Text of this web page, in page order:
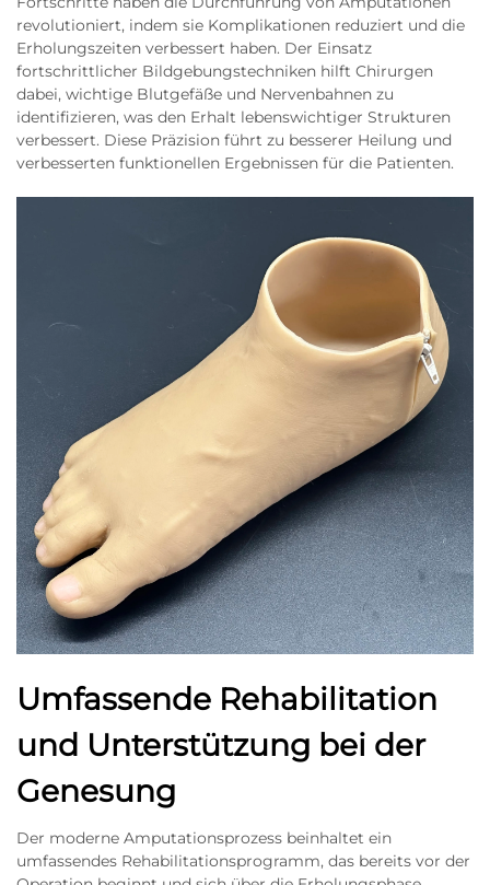
revolutioniert, indem sie Komplikationen reduziert und die
Erholungszeiten verbessert haben. Der Einsatz
fortschrittlicher Bildgebungstechniken hilft Chirurgen
dabei, wichtige Blutgefäße und Nervenbahnen zu
identifizieren, was den Erhalt lebenswichtiger Strukturen
verbessert. Diese Präzision führt zu besserer Heilung und
verbesserten funktionellen Ergebnissen für die Patienten.
Umfassende Rehabilitation
und Unterstützung bei der
Genesung
Der moderne Amputationsprozess beinhaltet ein
umfassendes Rehabilitationsprogramm, das bereits vor der